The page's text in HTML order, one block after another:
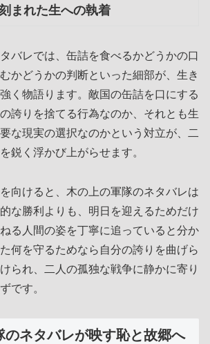
まれた生への執着
バレでは、缶詰を食べるかどうかの口
かどうかの判断といった細部が、生き
く物語ります。敵国の缶詰を口にする
誇りを捨てる行為なのか、それとも生
な現実の選択なのかという対立が、二
鋭く浮かび上がらせます。
向けると、木の上の軍隊のネタバレは
な勝利よりも、明日を迎えるためだけ
る人間の姿を丁寧に追っていると分か
何を守るためなら自分の誇りを曲げら
られ、二人の孤独な戦争に静かに寄り
です。
のネタバレが映す恥と故郷へ